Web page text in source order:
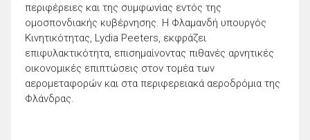
περιφέρειες και της συμφωνίας εντός της
ομοσπονδιακής κυβέρνησης. Η Φλαμανδή υπουργός
Κινητικότητας, Lydia Peeters, εκφράζει
επιφυλακτικότητα, επισημαίνοντας πιθανές αρνητικές
οικονομικές επιπτώσεις στον τομέα των
αερομεταφορών και στα περιφερειακά αεροδρόμια της
Φλάνδρας.